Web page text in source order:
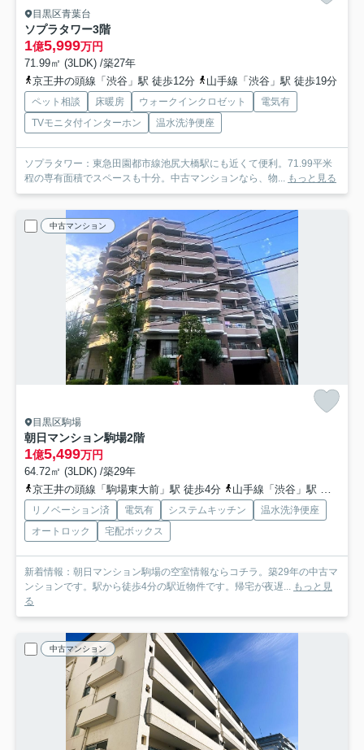
目黒区青葉台
ソプラタワー3階
1億5,999万円
71.99㎡ (3LDK) /築27年
京王井の頭線「渋谷」駅 徒歩12分
山手線「渋谷」駅 徒歩19分
ペット相談 床暖房 ウォークインクロゼット
電気有
TVモニタ付インターホン
温水洗浄便座
ソプラタワー：東急田園都市線池尻大橋駅にも近くて便利。71.99平米
程の専有面積でスペースも十分。中古マンションなら、物... もっと見る
中古マンション
目黒区駒場
朝日マンション駒場2階
1億5,499万円
64.72㎡ (3LDK) /築29年
京王井の頭線「駒場東大前」駅 徒歩4分
山手線「渋谷」駅 バス7分 「駒場」 停歩2分
リノベーション済 電気有 システムキッチン
温水洗浄便座
オートロック
宅配ボックス
新着情報：朝日マンション駒場の空室情報ならコチラ。築29年の中古マ
ンションです。駅から徒歩4分の駅近物件です。帰宅が夜遅... もっと見
る
中古マンション